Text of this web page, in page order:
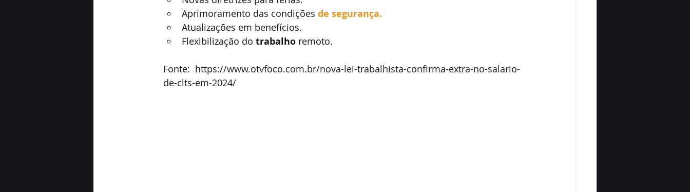
Aprimoramento das condições de segurança.
Atualizações em benefícios.
Flexibilização do trabalho remoto.
Fonte:  https://www.otvfoco.com.br/nova-lei-trabalhista-confirma-extra-no-salario-
de-clts-em-2024/